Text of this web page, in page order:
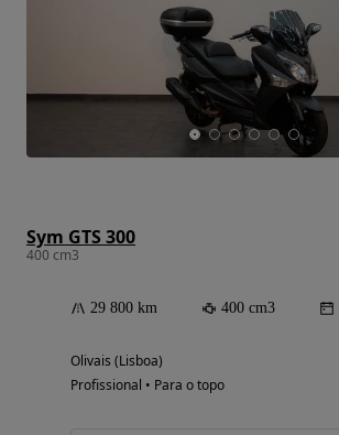
Sym GTS 300
400 cm3
29 800 km 400 cm3
Olivais (Lisboa)
Profissional • Para o topo